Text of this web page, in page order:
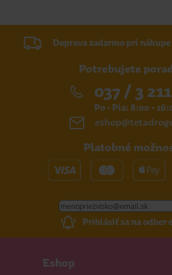
Doprava zadarmo pri nákupe
Potrebujete
037 / 3
Po - Pia: 8:00 -
Platobné
Prihlásiť sa na odber
Eshop